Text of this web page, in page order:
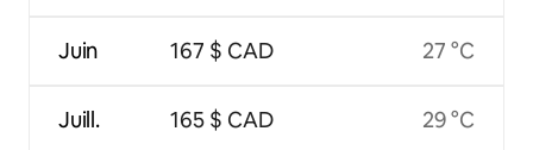
Juin
Juill.
167 $ CAD
165 $ CAD
27 °C
29 °C